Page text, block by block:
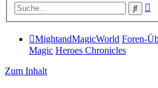
Suche
MightandMagicWorld Foren-
Magic Heroes Chronicles
Zum Inhalt